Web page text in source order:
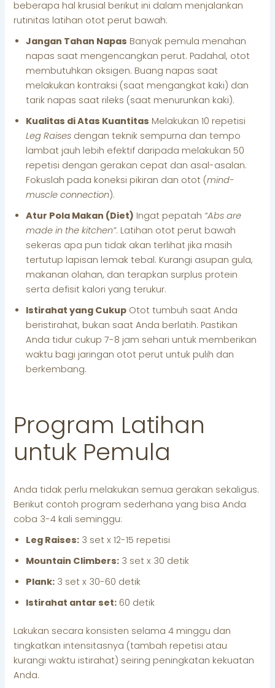
beberapa hal krusial berikut ini dalam menjalankan
rutinitas latihan otot perut bawah:
Jangan Tahan Napas Banyak pemula menahan
napas saat mengencangkan perut. Padahal, otot
membutuhkan oksigen. Buang napas saat
melakukan kontraksi (saat mengangkat kaki) dan
tarik napas saat rileks (saat menurunkan kaki).
Kualitas di Atas Kuantitas Melakukan 10 repetisi
Leg Raises dengan teknik sempurna dan tempo
lambat jauh lebih efektif daripada melakukan 50
repetisi dengan gerakan cepat dan asal-asalan.
Fokuslah pada koneksi pikiran dan otot (mind-
muscle connection).
Atur Pola Makan (Diet) Ingat pepatah “Abs are
made in the kitchen”. Latihan otot perut bawah
sekeras apa pun tidak akan terlihat jika masih
tertutup lapisan lemak tebal. Kurangi asupan gula,
makanan olahan, dan terapkan surplus protein
serta defisit kalori yang terukur.
Istirahat yang Cukup Otot tumbuh saat Anda
beristirahat, bukan saat Anda berlatih. Pastikan
Anda tidur cukup 7-8 jam sehari untuk memberikan
waktu bagi jaringan otot perut untuk pulih dan
berkembang.
Program Latihan
untuk Pemula
Anda tidak perlu melakukan semua gerakan sekaligus.
Berikut contoh program sederhana yang bisa Anda
coba 3-4 kali seminggu:
Leg Raises: 3 set x 12-15 repetisi
Mountain Climbers: 3 set x 30 detik
Plank: 3 set x 30-60 detik
Istirahat antar set: 60 detik
Lakukan secara konsisten selama 4 minggu dan
tingkatkan intensitasnya (tambah repetisi atau
kurangi waktu istirahat) seiring peningkatan kekuatan
Anda.